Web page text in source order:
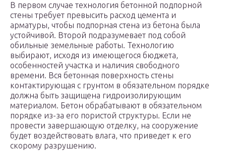
В первом случае технология бетонной подпорной
стены требует превысить расход цемента и
арматуры, чтобы подпорная стена из бетона была
устойчивой. Второй подразумевает под собой
обильные земельные работы. Технологию
выбирают, исходя из имеющегося бюджета,
особенностей участка и наличия свободного
времени. Вся бетонная поверхность стены
контактирующая с грунтом в обязательном порядке
должна быть защищена гидроизолирующим
материалом. Бетон обрабатывают в обязательном
порядке из-за его пористой структуры. Если не
провести завершающую отделку, на сооружение
будет воздействовать влага, что приведет к его
скорому разрушению.